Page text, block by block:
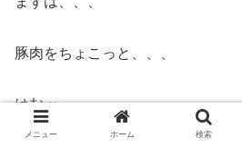
豚肉をちょこっと、、、
はむッ。
メニュー ホーム 検索